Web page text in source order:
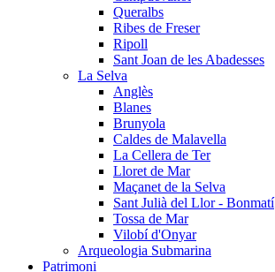
Queralbs
Ribes de Freser
Ripoll
Sant Joan de les Abadesses
La Selva
Anglès
Blanes
Brunyola
Caldes de Malavella
La Cellera de Ter
Lloret de Mar
Maçanet de la Selva
Sant Julià del Llor - Bonmatí
Tossa de Mar
Vilobí d'Onyar
Arqueologia Submarina
Patrimoni